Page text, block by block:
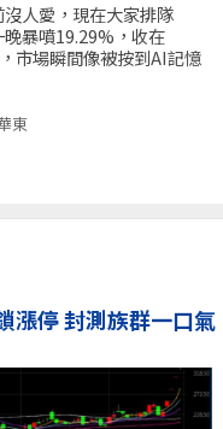
人愛，現在大家排隊
暴噴19.29%，收在
市場瞬間像被按到AI記憶
東
漲停 封測族群一口氣